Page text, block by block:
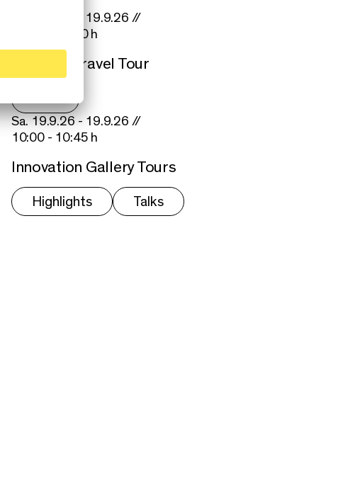
Sa. 19.9.26 - 19.9.26 //
10:00 - 14:30 h
Spinges Gravel Tour
Sa. 19.9.26 - 19.9.26 //
10:00 - 10:45 h
Innovation Gallery Tours
Highlights Talks